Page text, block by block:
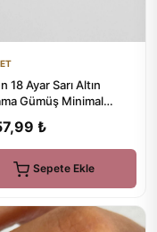
18 Ayar Sarı Altın
Gümüş Minimal
₺
Sepete Ekle